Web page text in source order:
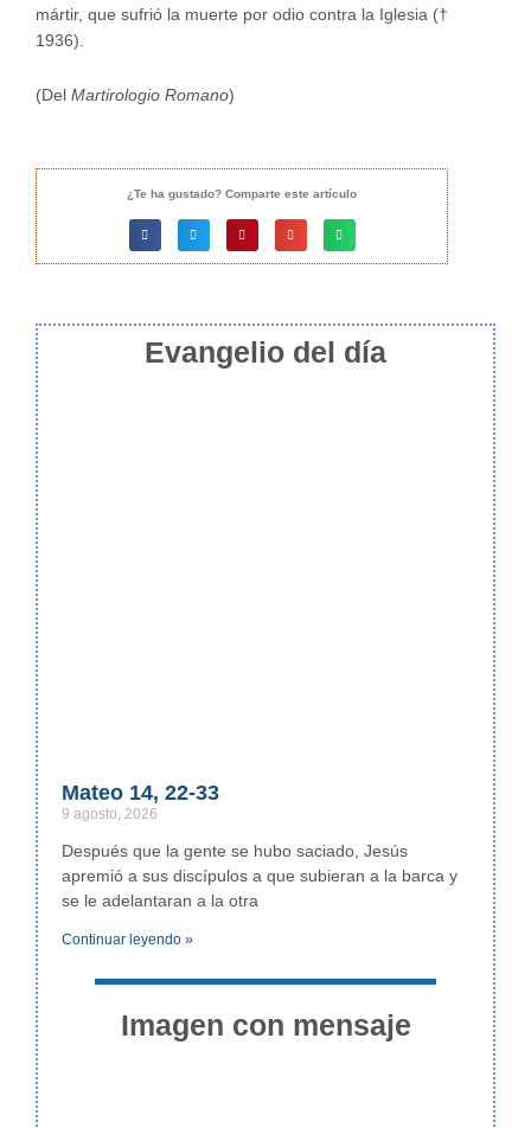
mártir, que sufrió la muerte por odio contra la Iglesia (†
1936).
(Del Martirologio Romano)
¿Te ha gustado? Comparte este artículo
Evangelio del día
Mateo 14, 22-33
9 agosto, 2026
Después que la gente se hubo saciado, Jesús
apremió a sus discípulos a que subieran a la barca y
se le adelantaran a la otra
Continuar leyendo »
Imagen con mensaje